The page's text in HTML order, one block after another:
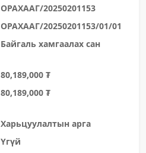
ОРАХААГ/20250201153
ОРАХААГ/20250201153/01/01
Байгаль хамгаалах сан
80,189,000 ₮
80,189,000 ₮
Харьцуулалтын арга
Үгүй